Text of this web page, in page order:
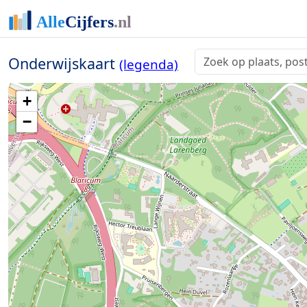
Onderwijskaart (legenda)
+
−